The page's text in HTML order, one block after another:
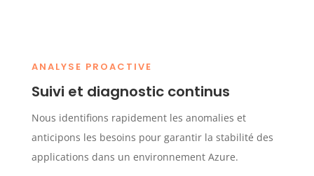
ANALYSE PROACTIVE
Suivi et diagnostic continus
Nous identifions rapidement les anomalies et
anticipons les besoins pour garantir la stabilité des
applications dans un environnement Azure.